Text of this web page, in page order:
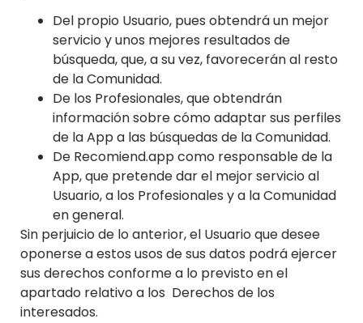
Del propio Usuario, pues obtendrá un mejor
servicio y unos mejores resultados de
búsqueda, que, a su vez, favorecerán al resto
de la Comunidad.
De los Profesionales, que obtendrán
información sobre cómo adaptar sus perfiles
de la App a las búsquedas de la Comunidad.
De Recomiend.app como responsable de la
App, que pretende dar el mejor servicio al
Usuario, a los Profesionales y a la Comunidad
en general.
Sin perjuicio de lo anterior, el Usuario que desee
oponerse a estos usos de sus datos podrá ejercer
sus derechos conforme a lo previsto en el
apartado relativo a los Derechos de los
interesados.